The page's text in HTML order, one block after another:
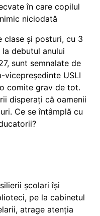
în care copilul
niciodată
clase și posturi, cu 3
debutul anului
sunt semnalate de
vicepreședinte USLI
comite grav de tot.
disperați că oamenii
Ce se întâmplă cu
școlari își
pe la cabinetul
atrage atenția